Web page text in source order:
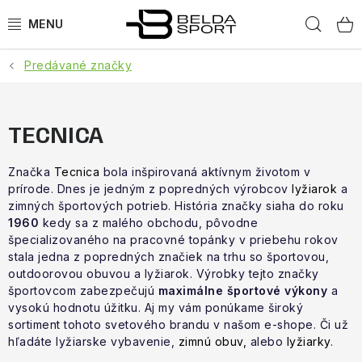
na
ŠPORTY
GOLDBERGH
OBLEČENIE
OBUV
DOPLNKY
Predávané značky
TECNICA
Značka Tecnica bola inšpirovaná aktívnym životom v
prírode. Dnes je jedným z popredných výrobcov lyžiarok a
zimných športových potrieb. História značky siaha do roku
1960 kedy sa z malého obchodu, pôvodne
špecializovaného na pracovné topánky v priebehu rokov
stala jedna z popredných značiek na trhu so športovou,
outdoorovou obuvou a lyžiarok. Výrobky tejto značky
športovcom zabezpečujú maximálne športové výkony a
vysokú hodnotu úžitku. Aj my vám ponúkame široký
sortiment tohoto svetového brandu v našom e-shope. Či už
hľadáte lyžiarske vybavenie, zimnú obuv, alebo lyžiarky.